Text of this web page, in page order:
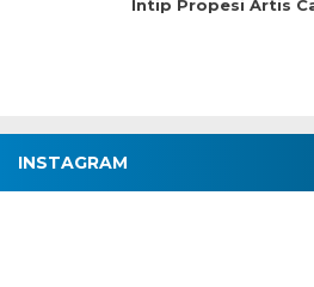
Intip Propesi Artis
INSTAGRAM